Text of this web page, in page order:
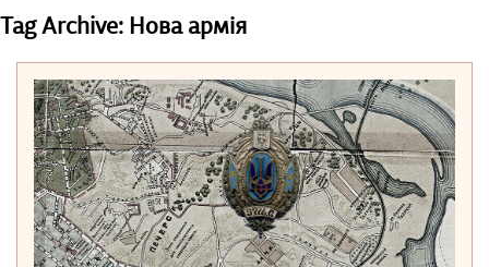
Tag Archive: Нова армія